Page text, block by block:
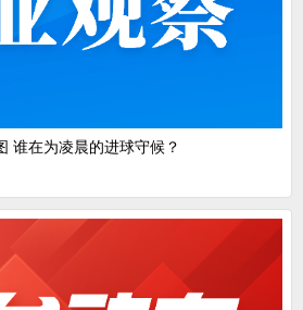
谁在为凌晨的进球守候？